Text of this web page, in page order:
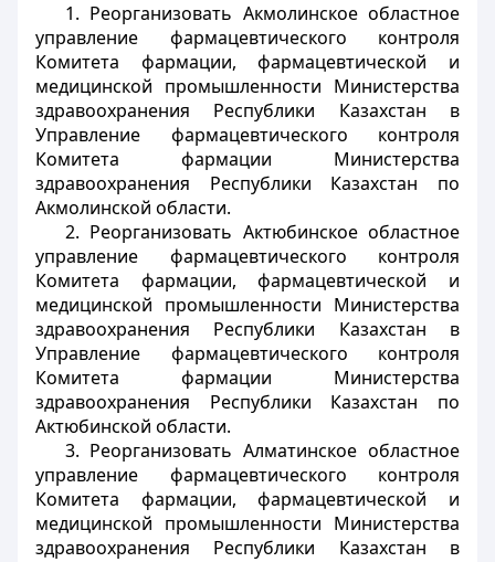
1. Реорганизовать Акмолинское областное
управление фармацевтического контроля
Комитета фармации, фармацевтической и
медицинской промышленности Министерства
здравоохранения Республики Казахстан в
Управление фармацевтического контроля
Комитета фармации Министерства
здравоохранения Республики Казахстан по
Акмолинской области.
2. Реорганизовать Актюбинское областное
управление фармацевтического контроля
Комитета фармации, фармацевтической и
медицинской промышленности Министерства
здравоохранения Республики Казахстан в
Управление фармацевтического контроля
Комитета фармации Министерства
здравоохранения Республики Казахстан по
Актюбинской области.
3. Реорганизовать Алматинское областное
управление фармацевтического контроля
Комитета фармации, фармацевтической и
медицинской промышленности Министерства
здравоохранения Республики Казахстан в